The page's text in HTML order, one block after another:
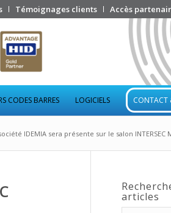
Témoignages clients Accès
CODES BARRES LOGICIELS CONTACT
IDEMIA sera présente sur le salon INTERSEC
articles